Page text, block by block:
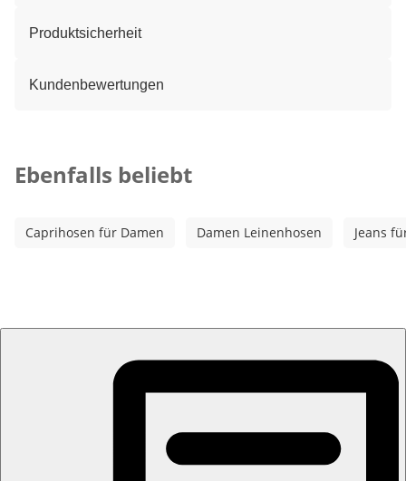
Produktsicherheit
Kundenbewertungen
Ebenfalls beliebt
Caprihosen für Damen Damen Leinenhosen Jeans